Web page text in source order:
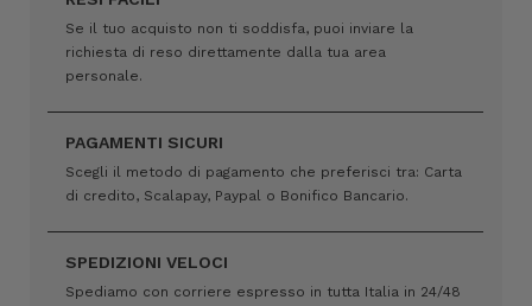
Se il tuo acquisto non ti soddisfa, puoi inviare la
richiesta di reso direttamente dalla tua area
personale.
PAGAMENTI SICURI
Scegli il metodo di pagamento che preferisci tra: Carta
di credito, Scalapay, Paypal o Bonifico Bancario.
SPEDIZIONI VELOCI
Spediamo con corriere espresso in tutta Italia in 24/48